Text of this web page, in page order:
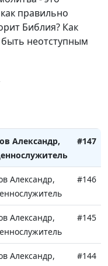
правильно
Библия? Как
неотступным
Александр,
Александр,
#147
Александр,
#146
Александр,
#145
Александр,
#144